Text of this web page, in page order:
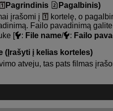
Pagrindinis
Pagalbinis)
įrašomi į
kortelę, o
Failo pavadinimą
[
: File name/ : Failo
(Įrašyti į kelias korteles)
atveju, tas pats filmas